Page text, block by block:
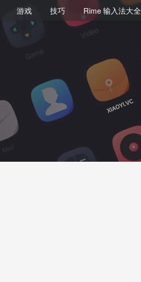
游戏 技巧 Rime 输入法大全